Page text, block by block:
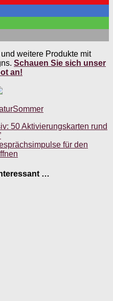
weitere Produkte mit
Schauen Sie sich unser
an!
Sommer
50 Aktivierungskarten rund
für den
…